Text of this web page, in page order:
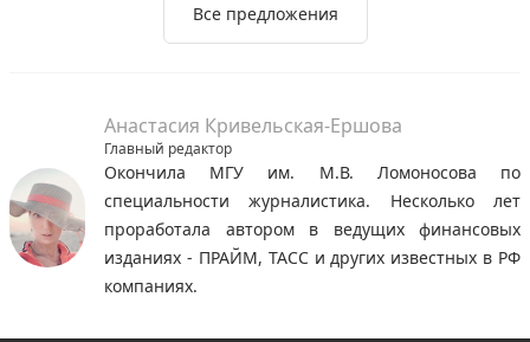
Все предложения
Анастасия Кривельская-Ершова
Главный редактор
Окончила МГУ им. М.В. Ломоносова по
специальности журналистика. Несколько лет
проработала автором в ведущих финансовых
изданиях - ПРАЙМ, ТАСС и других известных в РФ
компаниях.